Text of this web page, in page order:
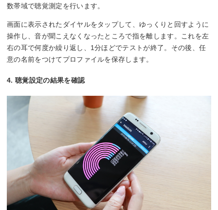
数帯域で聴覚測定を行います。
画面に表示されたダイヤルをタップして、ゆっくりと回すように
操作し、音が聞こえなくなったところで指を離します。これを左
右の耳で何度か繰り返し、1分ほどでテストが終了。その後、任
意の名前をつけてプロファイルを保存します。
4. 聴覚設定の結果を確認